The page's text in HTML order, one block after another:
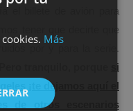
el billete de avión para
tener que decirte que
por y para la serie.
si
¡te dejamos aquí el
de otros escenarios
ENGLISH
Más